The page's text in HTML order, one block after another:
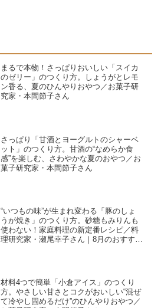
まるで本物！さっぱりおいしい「スイカ
のゼリー」のつくり方。しょうがとレモ
ン香る、夏のひんやりおやつ／お菓子研
究家・本間節子さん
さっぱり「甘酒とヨーグルトのシャーベ
ット」のつくり方。甘酒の“なめらか食
感”を楽しむ、さわやかな夏のおやつ／お
菓子研究家・本間節子さん
“いつもの味”が生まれ変わる「豚のしょ
うが焼き」のつくり方。砂糖もみりんも
使わない！家庭料理の新定番レシピ／料
理研究家・瀬尾幸子さん｜8月のおすすめ
材料4つで簡単「小倉アイス」のつくり
方。やさしい甘さとコクがおいしい“混ぜ
て冷やし固めるだけ”のひんやりおやつ／